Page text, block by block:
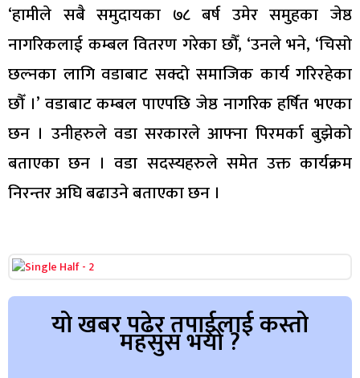
‘हामीले सबै समुदायका ७८ बर्ष उमेर समुहका जेष्ठ
नागरिकलाई कम्बल वितरण गरेका छौँ, ‘उनले भने, ‘चिसो
छल्नका लागि वडाबाट सक्दो समाजिक कार्य गरिरहेका
छौँ ।’ वडाबाट कम्बल पाएपछि जेष्ठ नागरिक हर्षित भएका
छन । उनीहरुले वडा सरकारले आफ्ना पिरमर्का बुझेको
बताएका छन । वडा सदस्यहरुले समेत उक्त कार्यक्रम
निरन्तर अघि बढाउने बताएका छन ।
यो खबर पढेर तपाईलाई कस्तो
महसुस भयो ?